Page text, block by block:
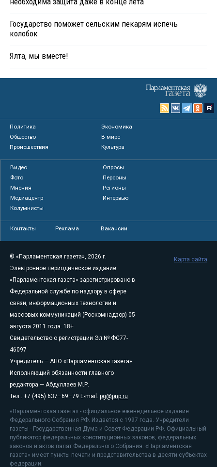
Государство поможет сельским пекарям испечь
колобок
Ялта, мы вместе!
Политика
Экономика
Общество
В мире
Происшествия
Культура
Видео
Опросы
Фото
Персоны
Мнения
Регионы
Медиацентр
Интервью
Колумнисты
Контакты Реклама Вакансии
© «Парламентская газета», 2026 г.
Электронное периодическое издание
«Парламентская газета» зарегистрировано в
Федеральной службе по надзору в сфере
связи, информационных технологий и
массовых коммуникаций (Роскомнадзор) 05
августа 2011 года. 18+
Свидетельство о регистрации Эл № ФС77-
46097
Учредитель — АНО «Парламентская газета»
Исполняющий обязанности главного
редактора — Абдуллаев М.Р.
Тел.: +7 (495) 637–69–79 E-mail: pg@pnp.ru
«Парламентская газета» - официальное еженедельное издание
Федерального Собрания РФ. Издается с 1997 года. Учредители
газеты - Государственная Дума и Совет Федерации РФ. Официальный
публикатор федеральных конституционных законов, федеральных
законов и актов палат Федерального Собрания. «Парламентская
газета» имеет пункты печати и представительства в десяти субъектах
федерации.
Карта сайта